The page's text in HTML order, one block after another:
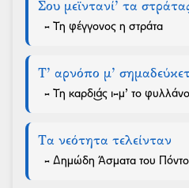
Σου μεϊντανί’ τα
- Τη φέγγονος η στράτα
Τ’ αρνόπο μ’
- Τη καρδι͜άς ι-μ’ το
Τα νεότητα τελείνταν
- Δημώδη Άσματα του